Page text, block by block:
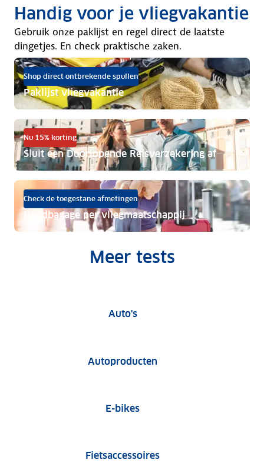
Handig voor je vliegvakantie
Gebruik onze paklijst en regel direct de laatste
dingetjes. En check praktische zaken.
Shop direct ontbrekende spullen
Paklijst vliegvakantie
Nu 15% korting
Sluit een Doorlopende Reisverzekering af
Check de toegestane afmetingen
Handbagage per vliegmaatschappij
Meer tests
Auto'sAuto tests
Autoproducten
E-bikesE-bike tests
FietsaccessoiresFietsaccessoire tests